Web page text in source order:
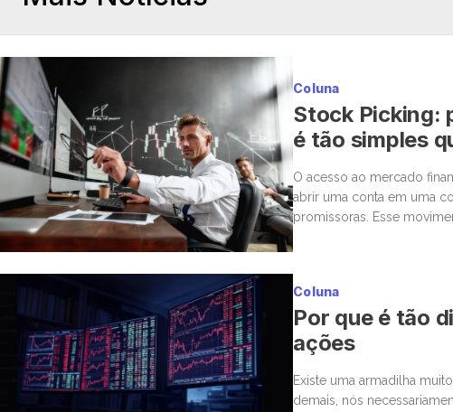
Coluna
Stock Picking:
é tão simples
O acesso ao mercado
abrir uma conta em uma
promissoras. Esse
Coluna
Por que é tão
ações
Existe uma armadilha
demais, nós